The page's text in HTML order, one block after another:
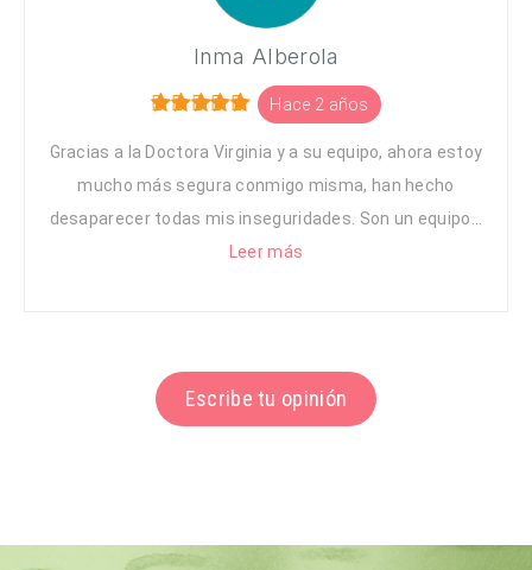
Inma Alberola
Hace 2 años
Gracias a la Doctora Virginia y a su equipo, ahora estoy
mucho más segura conmigo misma, han hecho
desaparecer todas mis inseguridades. Son un equipo...
Leer más
Escribe tu opinión